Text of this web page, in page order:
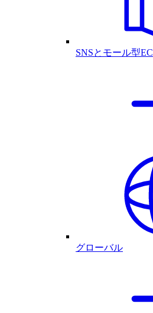
SNSとモール型EC
グローバル